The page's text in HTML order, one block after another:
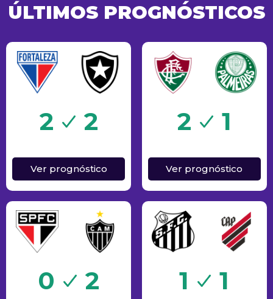
ÚLTIMOS PROGNÓSTICOS
2 2
Ver prognóstico
2
Sucesso 1
Ver prognóstico
0 2 1
Sucesso 1